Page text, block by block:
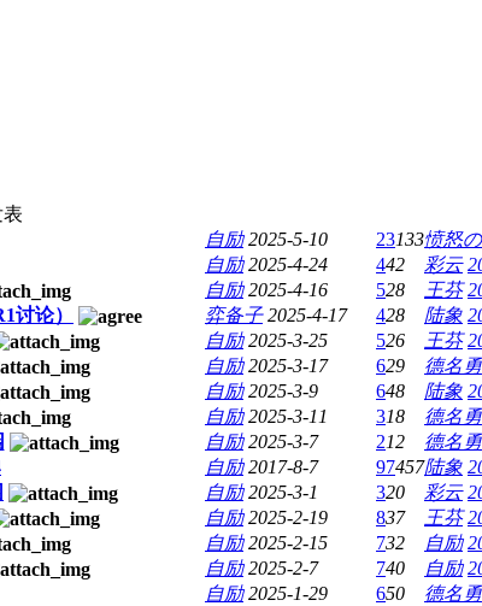
自励 2025-5-10 23133愤怒
自励 2025-4-24 442 彩云
自励 2025-4-16 528 王芬
讨论） 弈备子 2025-4-17 428 陆象
自励 2025-3-25 526 王芬
自励 2025-3-17 629 德名勇
自励 2025-3-9 648 陆象
自励 2025-3-11 318 德名勇
自励 2025-3-7 212 德名勇
自励 2017-8-7 97457陆象
自励 2025-3-1 320 彩云
自励 2025-2-19 837 王芬
自励 2025-2-15 732 自励
自励 2025-2-7 740 自励
自励 2025-1-29 650 德名勇